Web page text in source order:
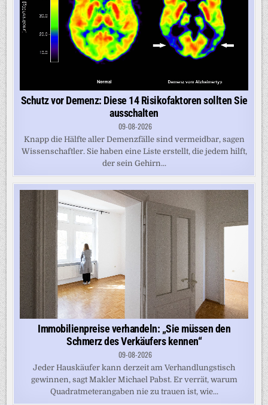
Schutz vor Demenz: Diese 14 Risikofaktoren sollten Sie
ausschalten
09-08-2026
Knapp die Hälfte aller Demenzfälle sind vermeidbar, sagen
Wissenschaftler. Sie haben eine Liste erstellt, die jedem hilft,
der sein Gehirn...
Immobilienpreise verhandeln: „Sie müssen den
Schmerz des Verkäufers kennen“
09-08-2026
Jeder Hauskäufer kann derzeit am Verhandlungstisch
gewinnen, sagt Makler Michael Pabst. Er verrät, warum
Quadratmeterangaben nie zu trauen ist, wie...